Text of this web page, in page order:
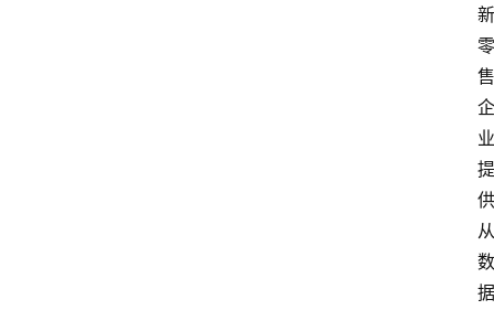
新
零
售
企
业
提
供
从
数
据